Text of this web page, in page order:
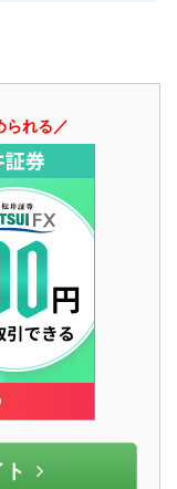
られる／